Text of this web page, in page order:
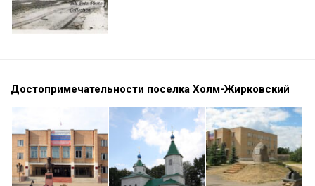
Достопримечательности поселка Холм-Жирковский